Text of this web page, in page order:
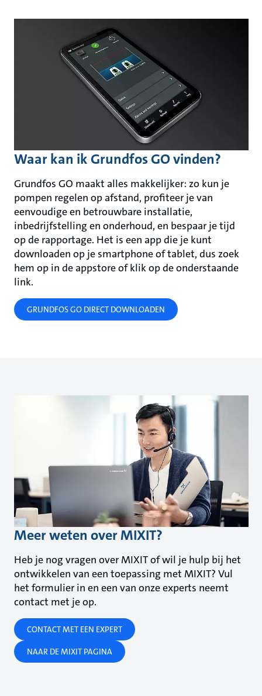
Waar kan ik Grundfos GO vinden?
Grundfos GO maakt alles makkelijker: zo kun je
pompen regelen op afstand, profiteer je van
eenvoudige en betrouwbare installatie,
inbedrijfstelling en onderhoud, en bespaar je tijd
op de rapportage. Het is een app die je kunt
downloaden op je smartphone of tablet, dus zoek
hem op in de appstore of klik op de onderstaande
link.
GRUNDFOS GO DIRECT DOWNLOADEN
Meer weten over MIXIT?
Heb je nog vragen over MIXIT of wil je hulp bij het
ontwikkelen van een toepassing met MIXIT? Vul
het formulier in en een van onze experts neemt
contact met je op.
CONTACT MET EEN EXPERT
NAAR DE MIXIT PAGINA